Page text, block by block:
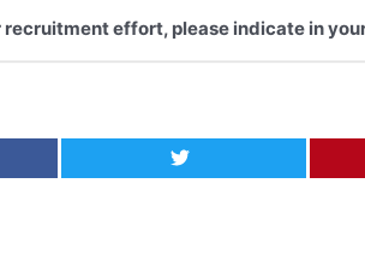
recruitment effort, please indicate in